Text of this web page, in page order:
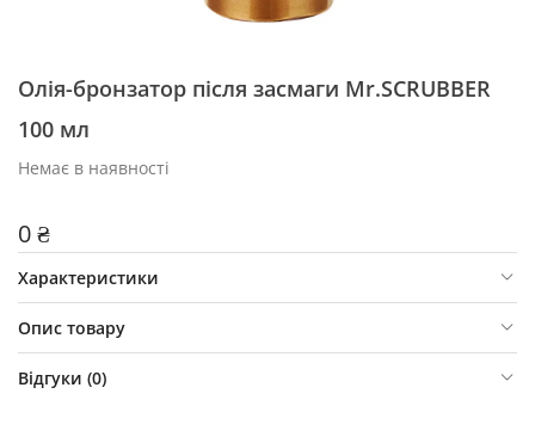
Олія-бронзатор після засмаги Mr.SCRUBBER
100 мл
Немає в наявності
0 ₴
Характеристики
Опис товару
Відгуки (0)